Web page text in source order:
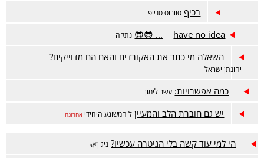
בכיף סוורוס סנייפ
have no idea... 😎😎 נתקה
השאלה מי כתב את האקורדים והאם הם מדוייקים?
יהונתן ישראל
כמה אפשרויות: עשב לימון
יש גם חוברת הלב והמעיין ל המשוגע היחידי אחרונה
הי למי עוד קשה בלי הגיטרה עכשיו? ניגון🌿